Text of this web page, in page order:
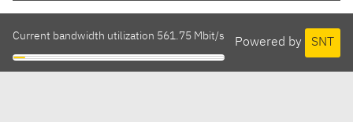
Powered by SNT
Current bandwidth utilization 561.75 Mbit/s